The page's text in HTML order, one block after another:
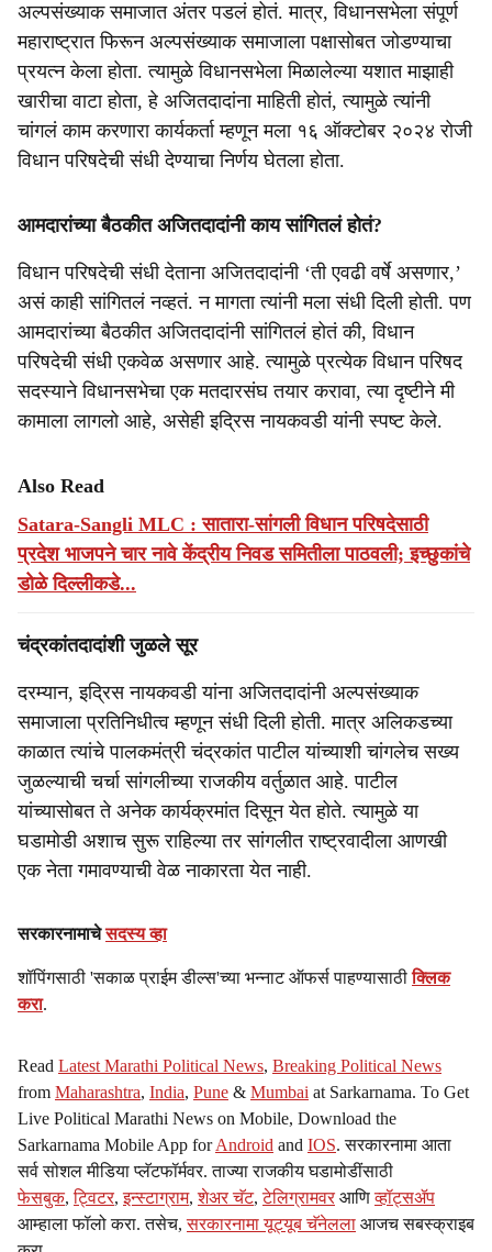
अल्पसंख्याक समाजात अंतर पडलं होतं. मात्र, विधानसभेला संपूर्ण
महाराष्ट्रात फिरून अल्पसंख्याक समाजाला पक्षासोबत जोडण्याचा
प्रयत्न केला होता. त्यामुळे विधानसभेला मिळालेल्या यशात माझाही
खारीचा वाटा होता, हे अजितदादांना माहिती होतं, त्यामुळे त्यांनी
चांगलं काम करणारा कार्यकर्ता म्हणून मला १६ ऑक्टोबर २०२४ रोजी
विधान परिषदेची संधी देण्याचा निर्णय घेतला होता.
आमदारांच्या बैठकीत अजितदादांनी काय सांगितलं होतं?
विधान परिषदेची संधी देताना अजितदादांनी ‘ती एवढी वर्षे असणार,’
असं काही सांगितलं नव्हतं. न मागता त्यांनी मला संधी दिली होती. पण
आमदारांच्या बैठकीत अजितदादांनी सांगितलं होतं की, विधान
परिषदेची संधी एकवेळ असणार आहे. त्यामुळे प्रत्येक विधान परिषद
सदस्याने विधानसभेचा एक मतदारसंघ तयार करावा, त्या दृष्टीने मी
कामाला लागलो आहे, असेही इद्रिस नायकवडी यांनी स्पष्ट केले.
Also Read
Satara-Sangli MLC : सातारा-सांगली विधान परिषदेसाठी
प्रदेश भाजपने चार नावे केंद्रीय निवड समितीला पाठवली; इच्छुकांचे
डोळे दिल्लीकडे...
चंद्रकांतदादांशी जुळले सूर
दरम्यान, इद्रिस नायकवडी यांना अजितदादांनी अल्पसंख्याक
समाजाला प्रतिनिधीत्व म्हणून संधी दिली होती. मात्र अलिकडच्या
काळात त्यांचे पालकमंत्री चंद्रकांत पाटील यांच्याशी चांगलेच सख्य
जुळल्याची चर्चा सांगलीच्या राजकीय वर्तुळात आहे. पाटील
यांच्यासोबत ते अनेक कार्यक्रमांत दिसून येत होते. त्यामुळे या
घडामोडी अशाच सुरू राहिल्या तर सांगलीत राष्ट्रवादीला आणखी
एक नेता गमावण्याची वेळ नाकारता येत नाही.
सरकारनामाचेसदस्य व्हा
शॉपिंगसाठी 'सकाळ प्राईम डील्स'च्या भन्नाट ऑफर्स पाहण्यासाठीक्लिक
करा.
Read Latest Marathi Political News, Breaking Political News
from Maharashtra, India, Pune & Mumbai at Sarkarnama. To Get
Live Political Marathi News on Mobile, Download the
Sarkarnama Mobile App forAndroid and IOS. सरकारनामा आता
सर्व सोशल मीडिया प्लॅटफॉर्मवर. ताज्या राजकीय घडामोडींसाठी
फेसबुक,ट्विटर,इन्स्टाग्राम,शेअर चॅट,टेलिग्रामवर आणिव्हॉट्सॲप
आम्हाला फॉलो करा. तसेच,सरकारनामा यूट्यूब चॅनेलला आजच सबस्क्राइब